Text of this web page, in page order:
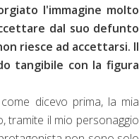
l'immagine molto
dal suo defunto
riesce ad accettarsi. Il
tangibile con la figura
dicevo prima, la mia
tramite il mio personaggio